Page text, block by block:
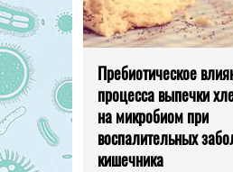
Пребиотическое
процесса выпечки
на микробиом при
воспалительных
кишечника